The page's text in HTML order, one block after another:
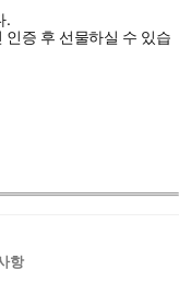
.
인증 후 선물하실 수 있습
항